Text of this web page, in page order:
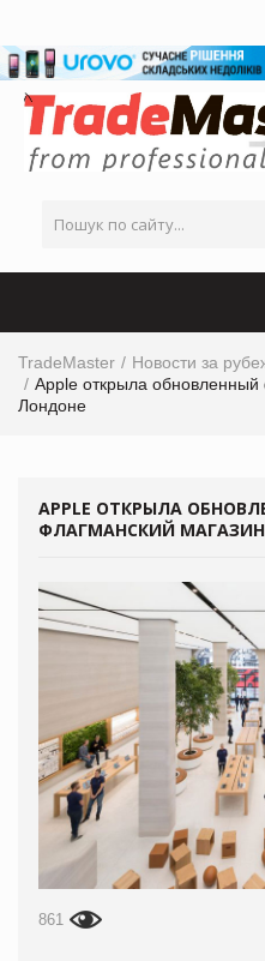
TradeMaster
Новости за
Apple открыла обновленный
Лондоне
APPLE ОТКРЫЛА
ФЛАГМАНСКИЙ
861